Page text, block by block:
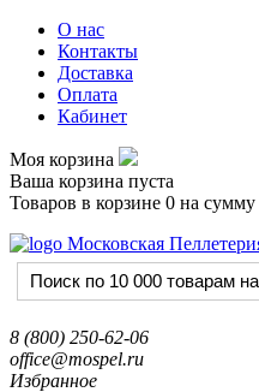
О нас
Контакты
Доставка
Оплата
Кабинет
Моя корзина
Ваша корзина пуста
Товаров в корзине 0 на сумму
8 (800) 250-62-06
office@mospel.ru
Избранное